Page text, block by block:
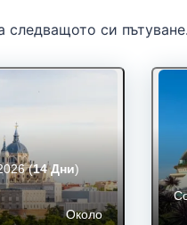
следващото си пътуване.
Около
(14 Дни)